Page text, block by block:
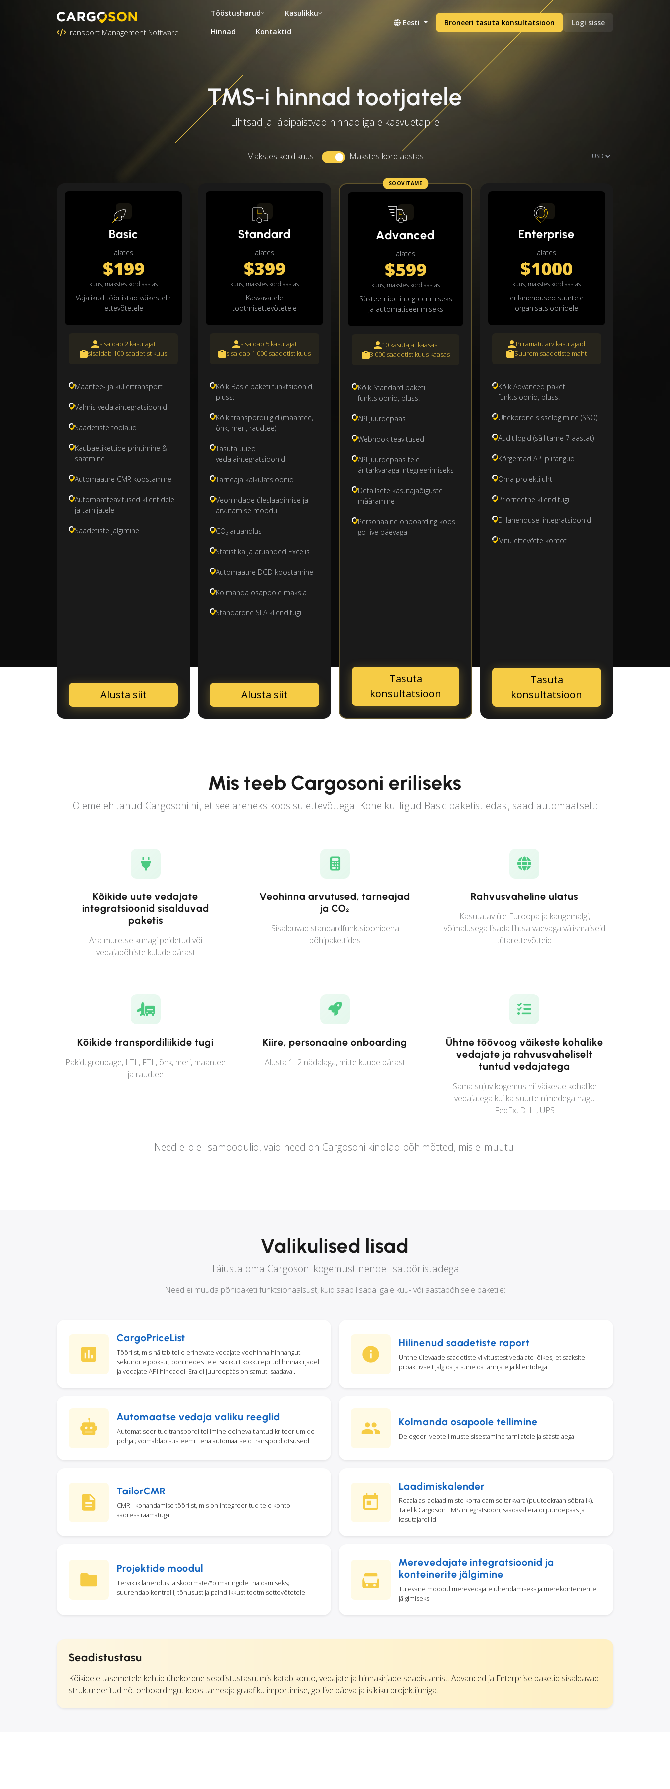
Transport Management Software
Tööstusharud
Kasulikku
Hinnad
Kontaktid
Eesti Broneeri tasuta konsultatsioon Logi sisse
TMS-i hinnad tootjatele
Lihtsad ja läbipaistvad hinnad igale kasvuetapile
Makstes kord kuus Makstes kord aastas
Basic
alates
$199
kuus, makstes kord aastas
Vajalikud tööriistad väikestele
ettevõtetele
sisaldab 2 kasutajat
sisaldab 100 saadetist kuus
Maantee- ja kullertransport
Valmis vedajaintegratsioonid
Saadetiste töölaud
Kaubaetikettide printimine &
saatmine
Automaatne CMR koostamine
Automaatteavitused klientidele
ja tarnijatele
Saadetiste jälgimine
Alusta siit
Standard
alates
$399
kuus, makstes kord aastas
Kasvavatele
tootmisettevõtetele
sisaldab 5 kasutajat
sisaldab 1 000 saadetist kuus
Kõik Basic paketi funktsioonid,
pluss:
Kõik transpordiliigid (maantee,
õhk, meri, raudtee)
Tasuta uued
vedajaintegratsioonid
Tarneaja kalkulatsioonid
Veohindade üleslaadimise ja
arvutamise moodul
CO₂ aruandlus
Statistika ja aruanded Excelis
Automaatne DGD koostamine
Kolmanda osapoole maksja
Standardne SLA klienditugi
Alusta siit
SOOVITAME
Advanced
alates
$599
kuus, makstes kord aastas
Süsteemide integreerimiseks
ja automatiseerimiseks
10 kasutajat kaasas
3 000 saadetist kuus kaasas
Kõik Standard paketi
funktsioonid, pluss:
API juurdepääs
Webhook teavitused
API juurdepääs teie
äritarkvaraga integreerimiseks
Detailsete kasutajaõiguste
määramine
Personaalne onboarding koos
go-live päevaga
Tasuta
konsultatsioon
Enterprise
alates
$1000
kuus, makstes kord aastas
erilahendused suurtele
organisatsioonidele
Piiramatu arv kasutajaid
Suurem saadetiste maht
Kõik Advanced paketi
funktsioonid, pluss:
Ühekordne sisselogimine (SSO)
Auditilogid (säilitame 7 aastat)
Kõrgemad API piirangud
Oma projektijuht
Prioriteetne klienditugi
Erilahendusel integratsioonid
Mitu ettevõtte kontot
Tasuta
konsultatsioon
Mis teeb Cargosoni eriliseks
Oleme ehitanud Cargosoni nii, et see areneks koos su ettevõttega. Kohe kui liigud Basic paketist edasi, saad automaatselt:
Kõikide uute vedajate
integratsioonid sisalduvad
paketis
Ära muretse kunagi peidetud või
vedajapõhiste kulude pärast
Veohinna arvutused, tarneajad
ja CO₂
Sisalduvad standardfunktsioonidena
põhipakettides
Rahvusvaheline ulatus
Kasutatav üle Euroopa ja kaugemalgi,
võimalusega lisada lihtsa vaevaga välismaiseid
tütarettevõtteid
Kõikide transpordiliikide tugi
Pakid, groupage, LTL, FTL, õhk, meri, maantee
ja raudtee
Kiire, personaalne onboarding
Alusta 1–2 nädalaga, mitte kuude pärast
Ühtne töövoog väikeste kohalike
vedajate ja rahvusvaheliselt
tuntud vedajatega
Sama sujuv kogemus nii väikeste kohalike
vedajatega kui ka suurte nimedega nagu
FedEx, DHL, UPS
Need ei ole lisamoodulid, vaid need on Cargosoni kindlad põhimõtted, mis ei muutu.
Valikulised lisad
Täiusta oma Cargosoni kogemust nende lisatööriistadega
Need ei muuda põhipaketi funktsionaalsust, kuid saab lisada igale kuu- või aastapõhisele paketile:
CargoPriceList
Tööriist, mis näitab teile erinevate vedajate veohinna hinnangut
sekundite jooksul, põhinedes teie isiklikult kokkulepitud hinnakirjadel
ja vedajate API hindadel. Eraldi juurdepääs on samuti saadaval.
Hilinenud saadetiste raport
Ühtne ülevaade saadetiste viivitustest vedajate lõikes, et saaksite
proaktiivselt jälgida ja suhelda tarnijate ja klientidega.
Automaatse vedaja valiku reeglid
Automatiseeritud transpordi tellimine eelnevalt antud kriteeriumide
põhjal; võimaldab süsteemil teha automaatseid transpordiotsuseid.
Kolmanda osapoole tellimine
Delegeeri veotellimuste sisestamine tarnijatele ja säästa aega.
TailorCMR
CMR-i kohandamise tööriist, mis on integreeritud teie konto
aadressiraamatuga.
Laadimiskalender
Reaalajas laolaadimiste korraldamise tarkvara (puuteekraanisõbralik).
Täielik Cargoson TMS integratsioon, saadaval eraldi juurdepääs ja
kasutajarollid.
Projektide moodul
Terviklik lahendus täiskoormate/"piimaringide" haldamiseks;
suurendab kontrolli, tõhusust ja paindlikkust tootmisettevõtetele.
Merevedajate integratsioonid ja
konteinerite jälgimine
Tulevane moodul merevedajate ühendamiseks ja merekonteinerite
jälgimiseks.
Seadistustasu
Kõikidele tasemetele kehtib ühekordne seadistustasu, mis katab konto, vedajate ja hinnakirjade seadistamist. Advanced ja Enterprise paketid sisaldavad
struktureeritud nö. onboardingut koos tarneaja graafiku importimise, go-live päeva ja isikliku projektijuhiga.